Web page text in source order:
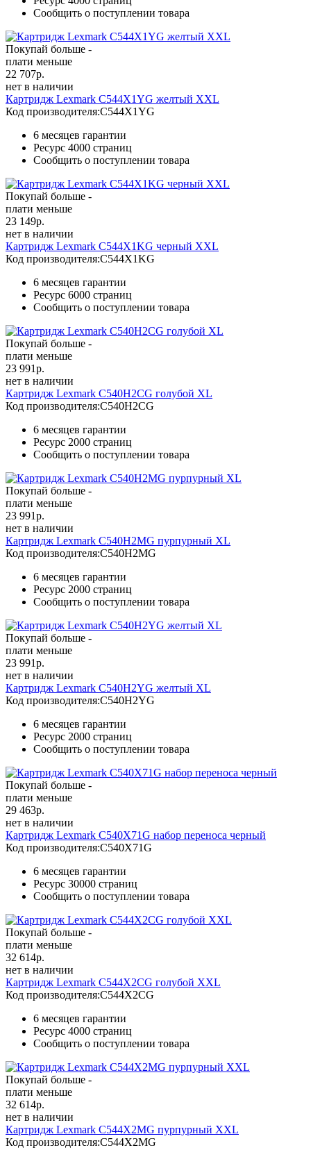
Сообщить о поступлении товара
Покупай больше -
плати меньше
22 707р.
нет в наличии
Картридж Lexmark C544X1YG желтый XXL
Код производителя:C544X1YG
6 месяцев гарантии
Ресурс 4000 страниц
Сообщить о поступлении товара
Покупай больше -
плати меньше
23 149р.
нет в наличии
Картридж Lexmark C544X1KG черный XXL
Код производителя:C544X1KG
6 месяцев гарантии
Ресурс 6000 страниц
Сообщить о поступлении товара
Покупай больше -
плати меньше
23 991р.
нет в наличии
Картридж Lexmark C540H2CG голубой XL
Код производителя:C540H2CG
6 месяцев гарантии
Ресурс 2000 страниц
Сообщить о поступлении товара
Покупай больше -
плати меньше
23 991р.
нет в наличии
Картридж Lexmark C540H2MG пурпурный XL
Код производителя:C540H2MG
6 месяцев гарантии
Ресурс 2000 страниц
Сообщить о поступлении товара
Покупай больше -
плати меньше
23 991р.
нет в наличии
Картридж Lexmark C540H2YG желтый XL
Код производителя:C540H2YG
6 месяцев гарантии
Ресурс 2000 страниц
Сообщить о поступлении товара
Покупай больше -
плати меньше
29 463р.
нет в наличии
Картридж Lexmark C540X71G набор переноса черный
Код производителя:C540X71G
6 месяцев гарантии
Ресурс 30000 страниц
Сообщить о поступлении товара
Покупай больше -
плати меньше
32 614р.
нет в наличии
Картридж Lexmark C544X2CG голубой XXL
Код производителя:C544X2CG
6 месяцев гарантии
Ресурс 4000 страниц
Сообщить о поступлении товара
Покупай больше -
плати меньше
32 614р.
нет в наличии
Картридж Lexmark C544X2MG пурпурный XXL
Код производителя:C544X2MG